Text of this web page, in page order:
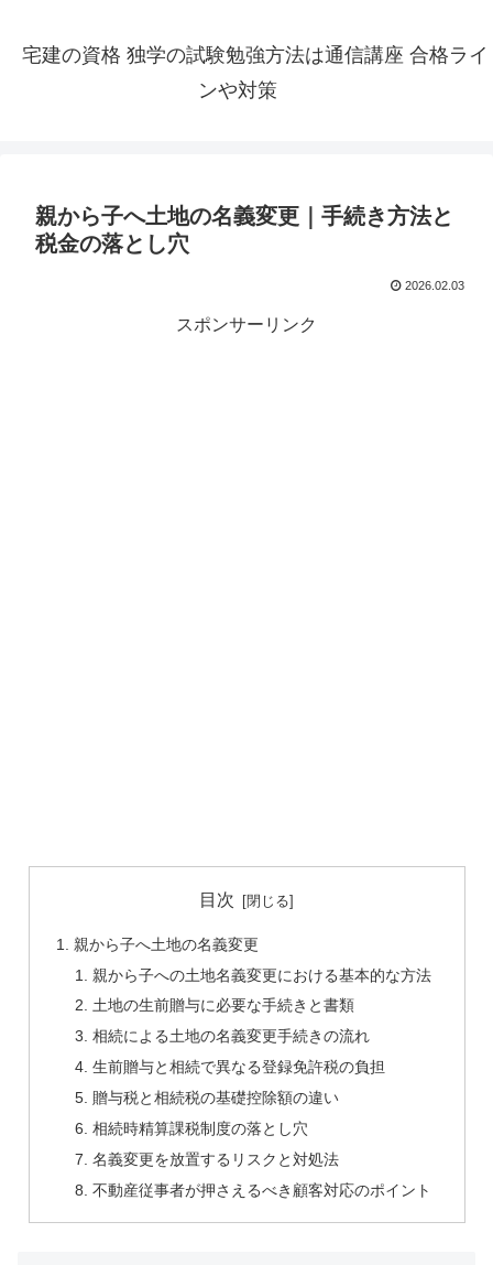
宅建の資格 独学の試験勉強方法は通信講座 合格ライ
ンや対策
親から子へ土地の名義変更｜手続き方法と
税金の落とし穴
2026.02.03
スポンサーリンク
目次
親から子へ土地の名義変更
親から子への土地名義変更における基本的な方法
土地の生前贈与に必要な手続きと書類
相続による土地の名義変更手続きの流れ
生前贈与と相続で異なる登録免許税の負担
贈与税と相続税の基礎控除額の違い
相続時精算課税制度の落とし穴
名義変更を放置するリスクと対処法
不動産従事者が押さえるべき顧客対応のポイント